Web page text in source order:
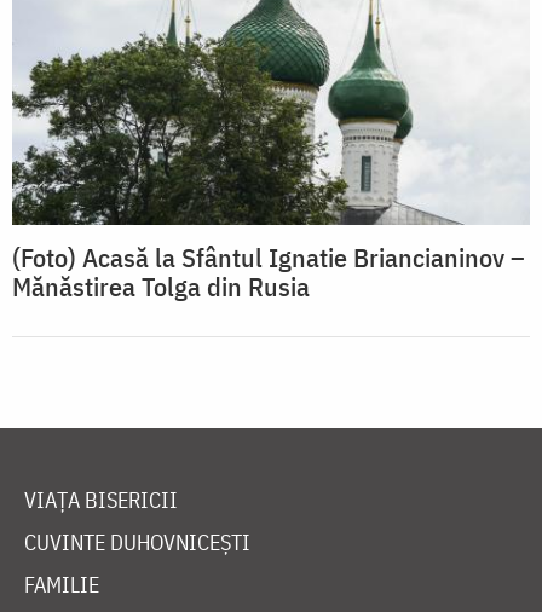
(Foto) Acasă la Sfântul Ignatie Briancianinov –
Mănăstirea Tolga din Rusia
VIAȚA BISERICII
CUVINTE DUHOVNICEȘTI
FAMILIE